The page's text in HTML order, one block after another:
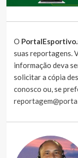
O
suas reportagens.
informação deva
solicitar a cópia
conosco ou, se